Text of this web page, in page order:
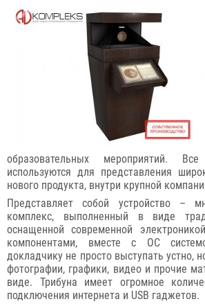
образовательных мероприятий.
используются для представления
нового продукта, внутри крупной
Представляет собой устройство –
комплекс, выполненный в виде
оснащенной современной
компонентами, вместе с ОС
докладчику не просто выступать устно,
фотографии, графики, видео и прочие
виде. Трибуна имеет огромное
подключения интернета и USB гаджетов.